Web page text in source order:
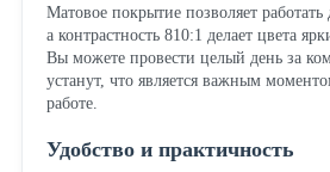
Матовое покрытие позволяет работать
а контрастность 810:1 делает цвета
Вы можете провести целый день за
устанут, что является важным
работе.
Удобство и практичность